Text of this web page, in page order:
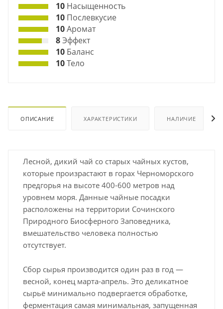
10 Насыщенность
10 Послевкусие
10Аромат
8Эффект
10 Баланс
10Тело
ОПИСАНИЕ ХАРАКТЕРИСТИКИ НАЛИЧИЕ
Лесной, дикий чай со старых чайных кустов,
которые произрастают в горах Черноморского
предгорья на высоте 400-600 метров над
уровнем моря. Данные чайные посадки
расположены на территории Сочинского
Природного Биосферного Заповедника,
вмешательство человека полностью
отсутствует.
Сбор сырья производится один раз в год —
весной, конец марта-апрель. Это деликатное
сырьё минимально подвергается обработке,
ферментация самая минимальная, запущенная